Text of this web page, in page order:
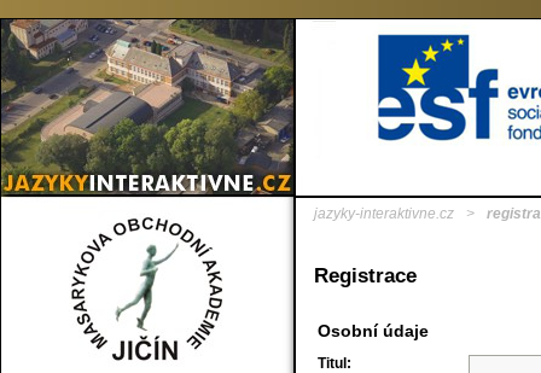
jazyky-interaktivne.cz >
Registrace
Osobní údaje
Titul: